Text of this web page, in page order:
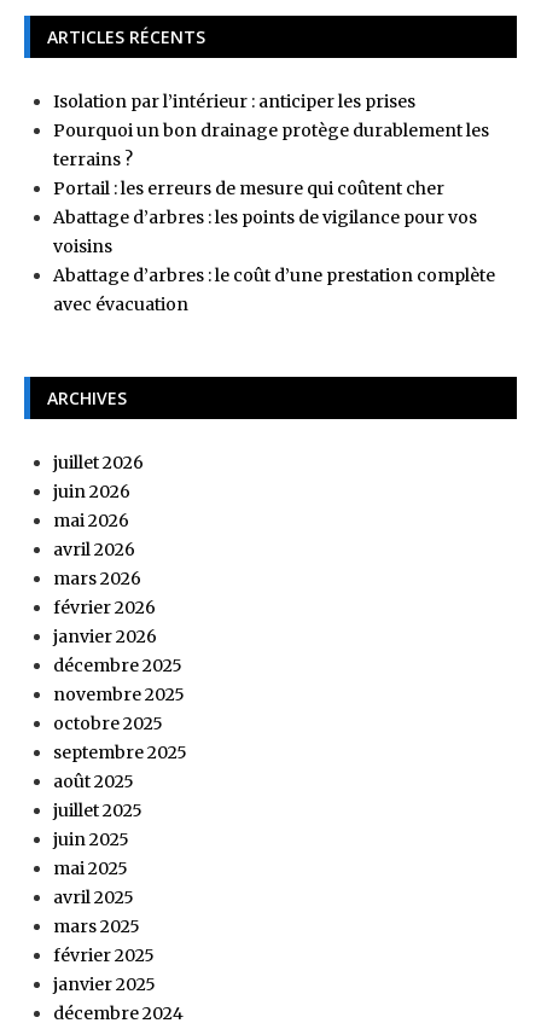
ARTICLES RÉCENTS
Isolation par l’intérieur : anticiper les prises
Pourquoi un bon drainage protège durablement les
terrains ?
Portail : les erreurs de mesure qui coûtent cher
Abattage d’arbres : les points de vigilance pour vos
voisins
Abattage d’arbres : le coût d’une prestation complète
avec évacuation
ARCHIVES
juillet 2026
juin 2026
mai 2026
avril 2026
mars 2026
février 2026
janvier 2026
décembre 2025
novembre 2025
octobre 2025
septembre 2025
août 2025
juillet 2025
juin 2025
mai 2025
avril 2025
mars 2025
février 2025
janvier 2025
décembre 2024